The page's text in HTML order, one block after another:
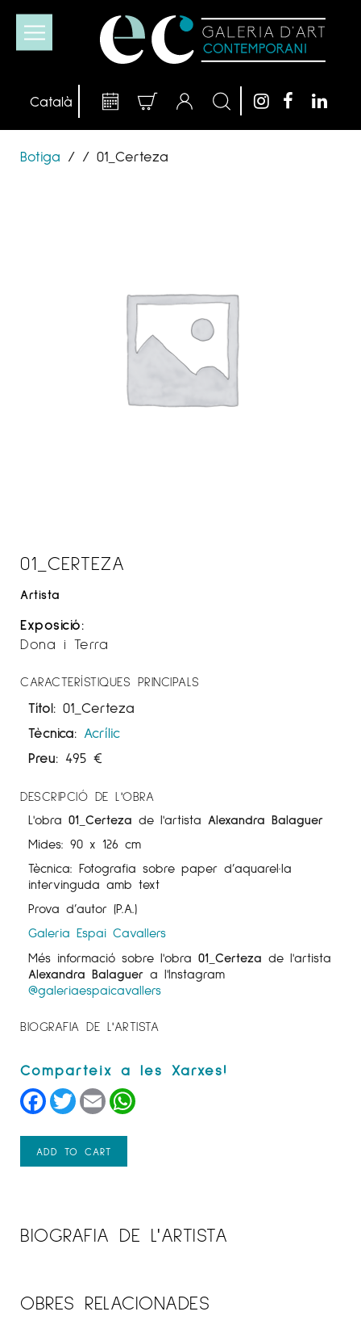
Botiga / / 01_Certeza
01_CERTEZA
Artista
Exposició:
Dona i Terra
CARACTERÍSTIQUES PRINCIPALS
Títol: 01_Certeza
Tècnica: Acrílic
Preu: 495 €
DESCRIPCIÓ DE L'OBRA
L'obra 01_Certeza de l'artista Alexandra Balaguer
Mides: 90 x 126 cm
Tècnica: Fotografia sobre paper d’aquarel·la
intervinguda amb text
Prova d’autor (P.A.)
Galeria Espai Cavallers
Més informació sobre l'obra 01_Certeza de l'artista
Alexandra Balaguer a l'Instagram
@galeriaespaicavallers
BIOGRAFIA DE L'ARTISTA
Facebook
TwitterEmail
ADD TO CART
BIOGRAFIA DE L'ARTISTA
OBRES RELACIONADES